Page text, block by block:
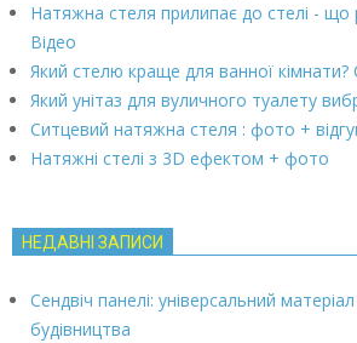
Натяжна стеля прилипає до стелі - що
Відео
Який стелю краще для ванної кімнати?
Який унітаз для вуличного туалету
Ситцевий натяжна стеля : фото +
Натяжні стелі з 3D ефектом + фото
НЕДАВНІ ЗАПИСИ
Сендвіч панелі: універсальний
будівництва